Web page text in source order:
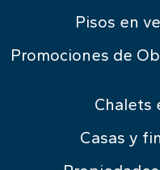
Pisos en
Promociones de
Chalets
Casas y